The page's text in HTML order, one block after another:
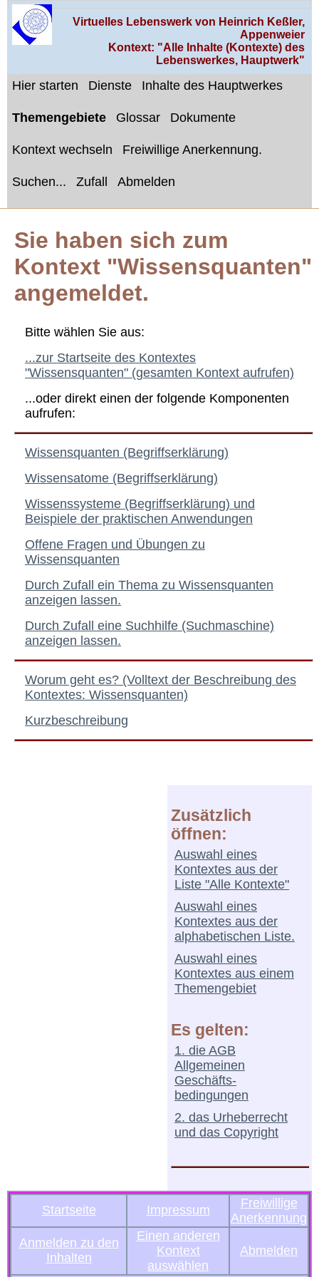
Virtuelles Lebenswerk von Heinrich Keßler,
Appenweier
Kontext: "Alle Inhalte (Kontexte) des
Lebenswerkes, Hauptwerk"
Hier starten Dienste Inhalte des Hauptwerkes
Themengebiete Glossar Dokumente
Kontext wechseln Freiwillige Anerkennung.
Suchen... Zufall Abmelden
Sie haben sich zum
Kontext "Wissensquanten"
angemeldet.
Bitte wählen Sie aus:
...zur Startseite des Kontextes
"Wissensquanten" (gesamten Kontext aufrufen)
...oder direkt einen der folgende Komponenten
aufrufen:
Wissensquanten (Begriffserklärung)
Wissensatome (Begriffserklärung)
Wissenssysteme (Begriffserklärung) und
Beispiele der praktischen Anwendungen
Offene Fragen und Übungen zu
Wissensquanten
Durch Zufall ein Thema zu Wissensquanten
anzeigen lassen.
Durch Zufall eine Suchhilfe (Suchmaschine)
anzeigen lassen.
Worum geht es? (Volltext der Beschreibung des
Kontextes: Wissensquanten)
Kurzbeschreibung
Zusätzlich
öffnen:
Auswahl eines
Kontextes aus der
Liste "Alle Kontexte"
Auswahl eines
Kontextes aus der
alphabetischen Liste.
Auswahl eines
Kontextes aus einem
Themengebiet
Es gelten:
1. die AGB
Allgemeinen
Geschäfts-
bedingungen
2. das Urheberrecht
und das Copyright
Startseite Impressum
Freiwillige
Anerkennung
Anmelden zu den
Inhalten
Einen anderen
Kontext
auswählen
Abmelden